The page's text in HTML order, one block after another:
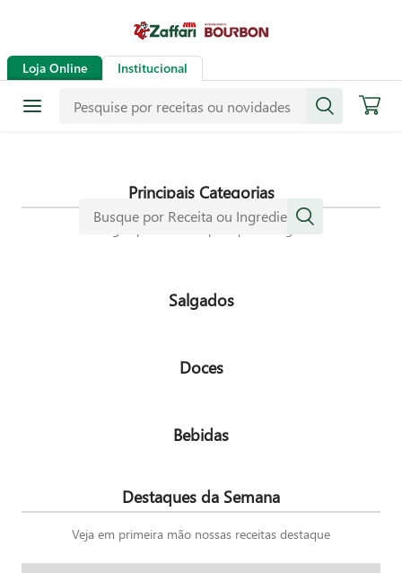
Loja Online Institucional
Receitas
Mais de mil receitas
Principais Categorias
Navegue pelas nossas principais categorias
Salgados
Doces
Bebidas
Destaques da Semana
Veja em primeira mão nossas receitas destaque